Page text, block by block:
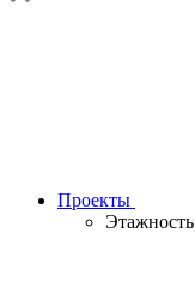
Проекты
Этажность